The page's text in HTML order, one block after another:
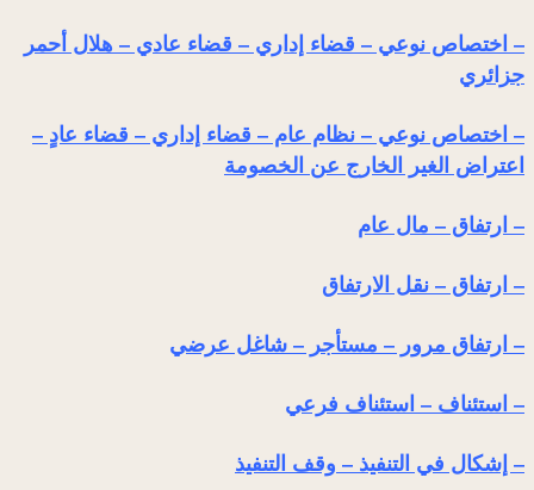
– اختصاص نوعي – قضاء إداري – قضاء عادي – هلال أحمر
جزائري
– اختصاص نوعي – نظام عام – قضاء إداري – قضاء عادٍ –
اعتراض الغير الخارج عن الخصومة
– ارتفاق – مال عام
– ارتفاق – نقل الارتفاق
– ارتفاق مرور – مستأجر – شاغل عرضي
– استئناف – استئناف فرعي
– إشكال في التنفيذ – وقف التنفيذ